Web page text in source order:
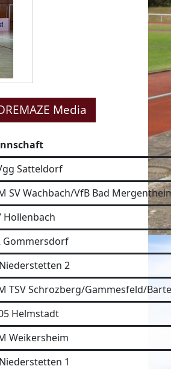
Media
Satteldorf
SV Wachbach/VfB Bad
Hollenbach
Gommersdorf
2
TSV Schrozberg/Gammesfeld/
Helmstadt
Weikersheim
1